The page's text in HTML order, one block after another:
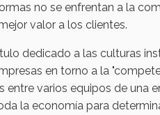
no se enfrentan a la
valor a los clientes.
dedicado a las culturas
en torno a la
entre varios equipos de una
la economía para